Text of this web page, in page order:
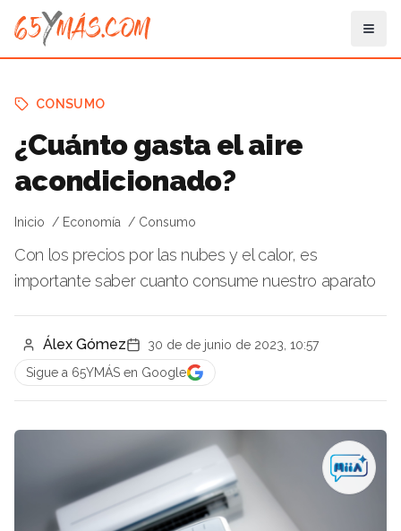
CONSUMO
¿Cuánto gasta el aire
acondicionado?
Inicio Economía Consumo
Con los precios por las nubes y el calor, es
importante saber cuanto consume nuestro aparato
Álex Gómez
30 de de junio de 2023, 10:57
Sigue a 65YMÁS en Google